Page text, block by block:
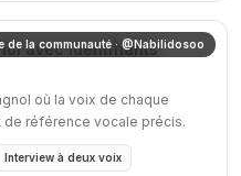
de la communauté · @Nabilidosoo
avec identifiants
où la voix de chaque
de référence vocale précis.
Interview à deux voix